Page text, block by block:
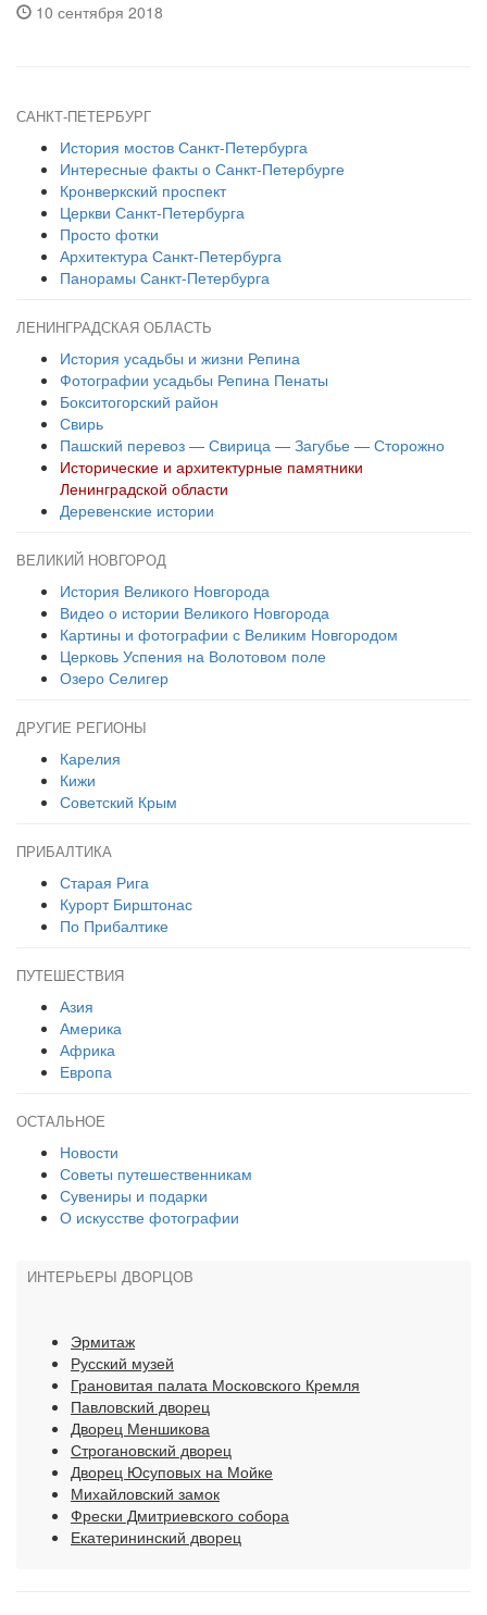
10 сентября 2018
САНКТ-ПЕТЕРБУРГ
История мостов Санкт-Петербурга
Интересные факты о Санкт-Петербурге
Кронверкский проспект
Церкви Санкт-Петербурга
Просто фотки
Архитектура Санкт-Петербурга
Панорамы Санкт-Петербурга
ЛЕНИНГРАДСКАЯ ОБЛАСТЬ
История усадьбы и жизни Репина
Фотографии усадьбы Репина Пенаты
Бокситогорский район
Свирь
Пашский перевоз — Свирица — Загубье — Сторожно
Исторические и архитектурные памятники
Ленинградской области
Деревенские истории
ВЕЛИКИЙ НОВГОРОД
История Великого Новгорода
Видео о истории Великого Новгорода
Картины и фотографии с Великим Новгородом
Церковь Успения на Волотовом поле
Озеро Селигер
ДРУГИЕ РЕГИОНЫ
Карелия
Кижи
Советский Крым
ПРИБАЛТИКА
Старая Рига
Курорт Бирштонас
По Прибалтике
ПУТЕШЕСТВИЯ
Азия
Америка
Африка
Европа
ОСТАЛЬНОЕ
Новости
Советы путешественникам
Сувениры и подарки
О искусстве фотографии
ИНТЕРЬЕРЫ ДВОРЦОВ
Эрмитаж
Русский музей
Грановитая палата Московского Кремля
Павловский дворец
Дворец Меншикова
Строгановский дворец
Дворец Юсуповых на Мойке
Михайловский замок
Фрески Дмитриевского собора
Екатерининский дворец